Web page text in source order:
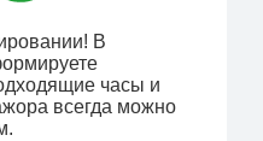
В
часы и
всегда можно